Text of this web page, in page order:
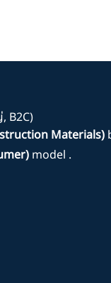
B2C)
Materials)
model .